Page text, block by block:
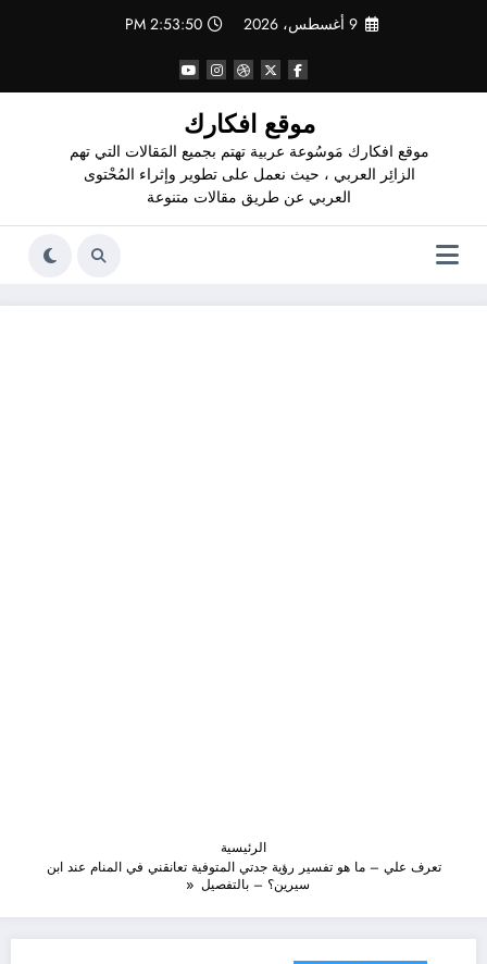
9 أغسطس، 2026 2:53:51 PM
موقع افكارك
موقع افكارك مَوسُوعة عربية تهتم بجميع المَقالات التي تهم
الزائِر العربي ، حيث نعمل على تطوير وإثراء المُحْتوى
العربي عن طريق مقالات متنوعة
الرئيسية
تعرف علي – ما هو تفسير رؤية جدتي المتوفية تعانقني في المنام عند ابن
سيرين؟ – بالتفصيل